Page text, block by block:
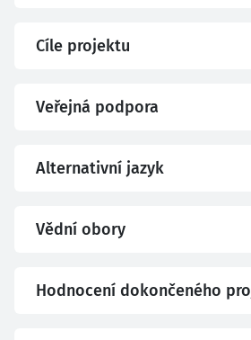
Cíle projektu
Veřejná podpora
Alternativní jazyk
Vědní obory
Hodnocení dokončeného